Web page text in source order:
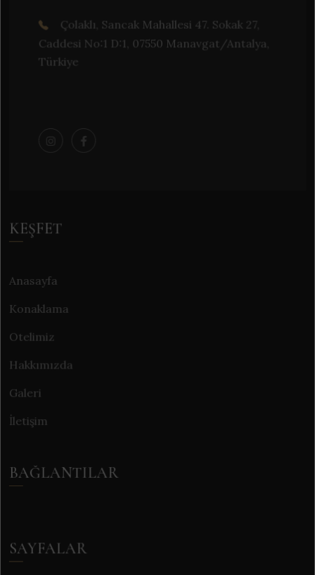
Çolaklı, Sancak Mahallesi 47. Sokak 27,
Caddesi No:1 D:1, 07550 Manavgat/Antalya,
Türkiye
KEŞFET
Anasayfa
Konaklama
Otelimiz
Hakkımızda
Galeri
İletişim
BAĞLANTILAR
SAYFALAR